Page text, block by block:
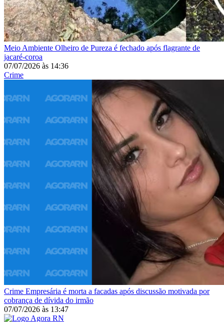
Meio Ambiente Olheiro de Pureza é fechado após flagrante de
jacaré-coroa
07/07/2026 às 14:36
Crime
Crime Empresária é morta a facadas após discussão motivada por
cobrança de dívida do irmão
07/07/2026 às 13:47